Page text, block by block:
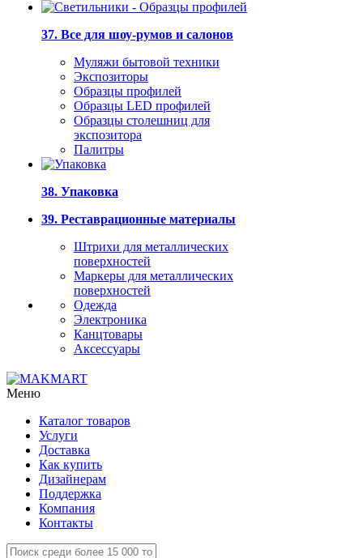
37. Все для шоу-румов и салонов
Муляжи бытовой техники
Экспозиторы
Образцы профилей
Образцы LED профилей
Образцы столешниц для
экспозитора
Палитры
38. Упаковка
39. Реставрационные материалы
Штрихи для металлических
поверхностей
Маркеры для металлических
поверхностей
Одежда
Электроника
Канцтовары
Аксессуары
Меню
Каталог товаров
Услуги
Доставка
Как купить
Дизайнерам
Поддержка
Компания
Контакты